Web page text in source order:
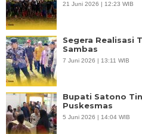
21 Juni 2026 | 12:23 WIB
Segera Realisasi
Sambas
7 Juni 2026 | 13:11 WIB
Bupati Satono
Puskesmas
5 Juni 2026 | 14:04 WIB